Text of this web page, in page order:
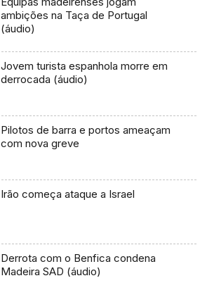
ambições na Taça de Portugal
(áudio)
Jovem turista espanhola morre em
derrocada (áudio)
Pilotos de barra e portos ameaçam
com nova greve
Irão começa ataque a Israel
Derrota com o Benfica condena
Madeira SAD (áudio)